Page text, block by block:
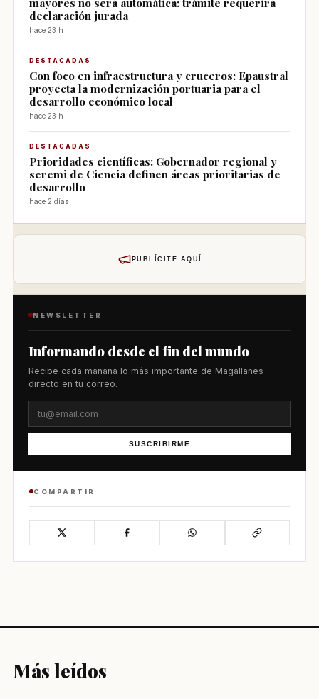
declaración jurada
hace 23 h
DESTACADAS
Con foco en infraestructura y cruceros: Epaustral
proyecta la modernización portuaria para el
desarrollo económico local
hace 23 h
DESTACADAS
Prioridades científicas: Gobernador regional y
seremi de Ciencia definen áreas prioritarias de
desarrollo
hace 2 días
PUBLÍCITE AQUÍ
NEWSLETTER
Informando desde el fin del mundo
Recibe cada mañana lo más importante de Magallanes
directo en tu correo.
SUSCRIBIRME
COMPARTIR
Más leídos